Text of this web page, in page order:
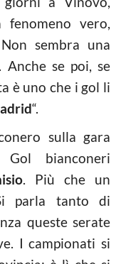
vero,
sembra una
Anche se poi, se
è uno che i gol li
“.
sulla gara
bianconeri
. Più che un
parla tanto di
queste serate
I campionati si